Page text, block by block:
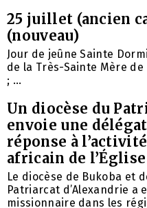
25 juillet (ancien
(nouveau)
Jour de jeûne Sainte
de la Très-Sainte Mère
; ...
Un diocèse du
envoie une
réponse à
africain de
Le diocèse de Bukoba et
Patriarcat d’Alexandrie a
missionnaire dans les